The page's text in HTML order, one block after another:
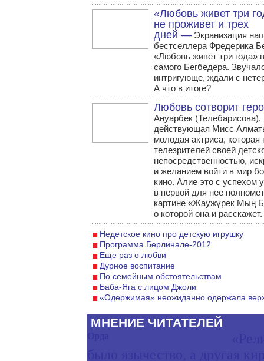
«Любовь живет три
не проживет и трех
дней — Экранизация
бестселлера Фредерика
«Любовь живет три года»
самого Бегбедера.
интригующе, ждали с
А что в итоге?
Любовь сотворит
Ануарбек (Телебарисова),
действующая Мисс
молодая актриса, которая
телезрителей своей
непосредственностью,
и желанием войти в мир
кино. Алие это с успехом
в первой для нее
картине «Жаужүрек Мың
о которой она и расскажет.
Недетское кино про детскую игрушку
Программа Берлинале-2012
Еще раз о любви
Дурное воспитание
По семейным обстоятельствам
Баба-Яга с лицом Джоли
«Одержимая» неожиданно одержала
МНЕНИЕ ЧИТАТЕЛЕЙ